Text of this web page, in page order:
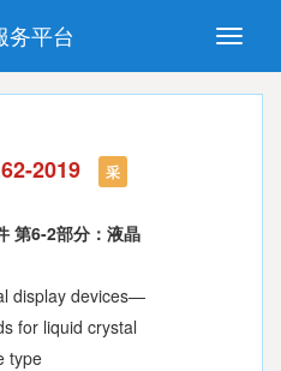
Toggle
务平台
推荐性国家标准
(National standards in foreign
language version)
2019 采
第6-2部分：液晶
display devices—
for liquid crystal
type